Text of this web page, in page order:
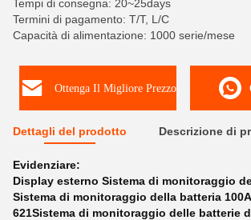
Tempi di consegna: 20~25days
Termini di pagamento: T/T, L/C
Capacità di alimentazione: 1000 serie/mese
Ottenga Il Migliore Prezzo
Dettagli del prodotto Descrizione di
Evidenziare:
Display esterno Sistema di monitoraggio
Sistema di monitoraggio della batteria 100A
621Sistema di monitoraggio delle batterie